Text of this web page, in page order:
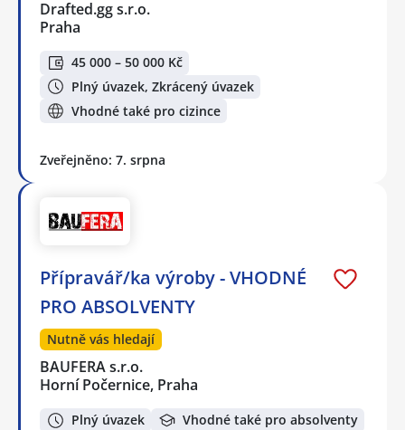
Drafted.gg s.r.o.
Praha
45 000 – 50 000 Kč
Plný úvazek, Zkrácený úvazek
Vhodné také pro cizince
Zveřejněno: 7. srpna
Přípravář/ka výroby - VHODNÉ
PRO ABSOLVENTY
Nutně vás hledají
BAUFERA s.r.o.
Horní Počernice, Praha
Plný úvazek Vhodné také pro absolventy